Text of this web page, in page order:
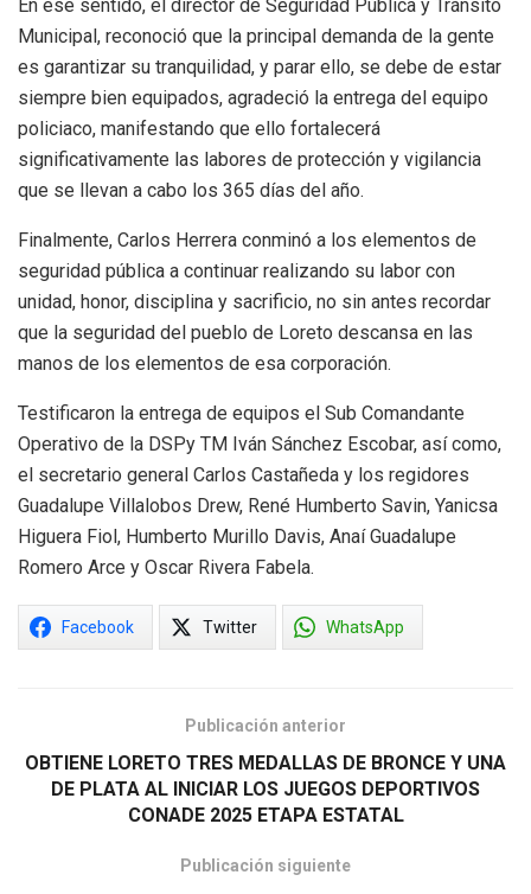
En ese sentido, el director de Seguridad Pública y Tránsito
Municipal, reconoció que la principal demanda de la gente
es garantizar su tranquilidad, y parar ello, se debe de estar
siempre bien equipados, agradeció la entrega del equipo
policiaco, manifestando que ello fortalecerá
significativamente las labores de protección y vigilancia
que se llevan a cabo los 365 días del año.
Finalmente, Carlos Herrera conminó a los elementos de
seguridad pública a continuar realizando su labor con
unidad, honor, disciplina y sacrificio, no sin antes recordar
que la seguridad del pueblo de Loreto descansa en las
manos de los elementos de esa corporación.
Testificaron la entrega de equipos el Sub Comandante
Operativo de la DSPy TM Iván Sánchez Escobar, así como,
el secretario general Carlos Castañeda y los regidores
Guadalupe Villalobos Drew, René Humberto Savin, Yanicsa
Higuera Fiol, Humberto Murillo Davis, Anaí Guadalupe
Romero Arce y Oscar Rivera Fabela.
Facebook Twitter WhatsApp
Publicación anterior
OBTIENE LORETO TRES MEDALLAS DE BRONCE Y UNA
DE PLATA AL INICIAR LOS JUEGOS DEPORTIVOS
CONADE 2025 ETAPA ESTATAL
Publicación siguiente